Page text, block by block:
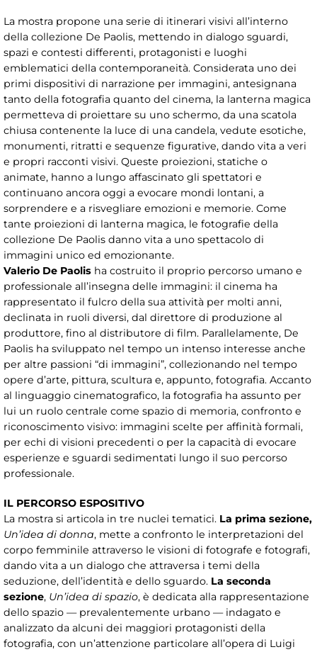
La mostra propone una serie di itinerari visivi all’interno
della collezione De Paolis, mettendo in dialogo sguardi,
spazi e contesti differenti, protagonisti e luoghi
emblematici della contemporaneità. Considerata uno dei
primi dispositivi di narrazione per immagini, antesignana
tanto della fotografia quanto del cinema, la lanterna magica
permetteva di proiettare su uno schermo, da una scatola
chiusa contenente la luce di una candela, vedute esotiche,
monumenti, ritratti e sequenze figurative, dando vita a veri
e propri racconti visivi. Queste proiezioni, statiche o
animate, hanno a lungo affascinato gli spettatori e
continuano ancora oggi a evocare mondi lontani, a
sorprendere e a risvegliare emozioni e memorie. Come
tante proiezioni di lanterna magica, le fotografie della
collezione De Paolis danno vita a uno spettacolo di
immagini unico ed emozionante.
Valerio De Paolis ha costruito il proprio percorso umano e
professionale all’insegna delle immagini: il cinema ha
rappresentato il fulcro della sua attività per molti anni,
declinata in ruoli diversi, dal direttore di produzione al
produttore, fino al distributore di film. Parallelamente, De
Paolis ha sviluppato nel tempo un intenso interesse anche
per altre passioni “di immagini”, collezionando nel tempo
opere d’arte, pittura, scultura e, appunto, fotografia. Accanto
al linguaggio cinematografico, la fotografia ha assunto per
lui un ruolo centrale come spazio di memoria, confronto e
riconoscimento visivo: immagini scelte per affinità formali,
per echi di visioni precedenti o per la capacità di evocare
esperienze e sguardi sedimentati lungo il suo percorso
professionale.
IL PERCORSO ESPOSITIVO
La mostra si articola in tre nuclei tematici. La prima sezione,
Un’idea di donna, mette a confronto le interpretazioni del
corpo femminile attraverso le visioni di fotografe e fotografi,
dando vita a un dialogo che attraversa i temi della
seduzione, dell’identità e dello sguardo. La seconda
sezione, Un’idea di spazio, è dedicata alla rappresentazione
dello spazio — prevalentemente urbano — indagato e
analizzato da alcuni dei maggiori protagonisti della
fotografia, con un’attenzione particolare all’opera di Luigi